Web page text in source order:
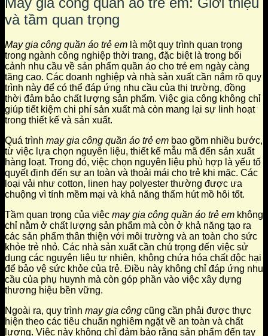
và tầm quan trọng
May gia công quần áo trẻ em là một quy trình quan trọng
trong ngành công nghiệp thời trang, đặc biệt là trong bối
cảnh nhu cầu về sản phẩm quần áo cho trẻ em ngày càng
tăng cao. Các doanh nghiệp và nhà sản xuất cần nắm rõ quy
trình này để có thể đáp ứng nhu cầu của thị trường, đồng
thời đảm bảo chất lượng sản phẩm. Việc gia công không chỉ
giúp tiết kiệm chi phí sản xuất mà còn mang lại sự linh hoạt
trong thiết kế và sản xuất.
Quá trình may gia công quần áo trẻ em bao gồm nhiều bước,
từ việc lựa chọn nguyên liệu, thiết kế mẫu mã đến sản xuất
hàng loạt. Trong đó, việc chọn nguyên liệu phù hợp là yếu tố
quyết định đến sự an toàn và thoải mái cho trẻ khi mặc. Các
loại vải như cotton, linen hay polyester thường được ưa
chuộng vì tính mềm mại và khả năng thấm hút mồ hôi tốt.
Tầm quan trọng của việc may gia công quần áo trẻ em không
chỉ nằm ở chất lượng sản phẩm mà còn ở khả năng tạo ra
các sản phẩm thân thiện với môi trường và an toàn cho sức
khỏe trẻ nhỏ. Các nhà sản xuất cần chú trọng đến việc sử
dụng các nguyên liệu tự nhiên, không chứa hóa chất độc hại
để bảo vệ sức khỏe của trẻ. Điều này không chỉ đáp ứng nhu
cầu của phụ huynh mà còn góp phần vào việc xây dựng
thương hiệu bền vững.
Ngoài ra, quy trình may gia công cũng cần phải được thực
hiện theo các tiêu chuẩn nghiêm ngặt về an toàn và chất
lượng. Việc này không chỉ đảm bảo rằng sản phẩm đến tay